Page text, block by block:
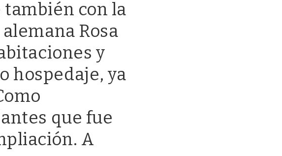
también con la
Rosa
y
hospedaje, ya
que fue
A